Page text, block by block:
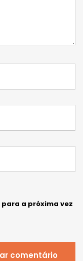
a próxima vez
comentário